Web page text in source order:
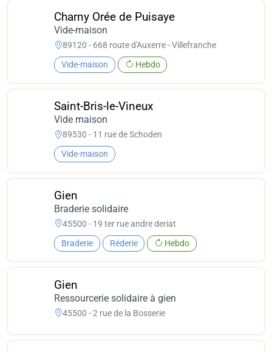
Charny Orée de Puisaye
Vide-maison
89120 - 668 route d'Auxerre - Villefranche
Vide-maison Hebdo
Saint-Bris-le-Vineux
Vide maison
89530 - 11 rue de Schoden
Vide-maison
Gien
Braderie solidaire
45500 - 19 ter rue andre deriat
Braderie Réderie Hebdo
Gien
Ressourcerie solidaire à gien
45500 - 2 rue de la Bosserie